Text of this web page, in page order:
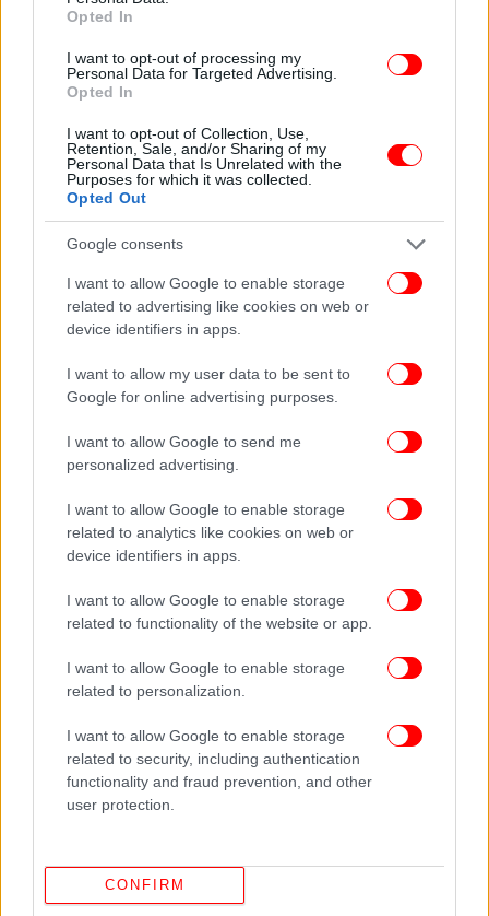
Opted In
I want to opt-out of processing my
Personal Data for Targeted Advertising.
Opted In
I want to opt-out of Collection, Use,
Retention, Sale, and/or Sharing of my
Personal Data that Is Unrelated with the
Purposes for which it was collected.
Opted Out
Google consents
I want to allow Google to enable storage
related to advertising like cookies on web or
device identifiers in apps.
I want to allow my user data to be sent to
Google for online advertising purposes.
I want to allow Google to send me
personalized advertising.
I want to allow Google to enable storage
related to analytics like cookies on web or
device identifiers in apps.
I want to allow Google to enable storage
related to functionality of the website or app.
I want to allow Google to enable storage
related to personalization.
I want to allow Google to enable storage
related to security, including authentication
functionality and fraud prevention, and other
user protection.
CONFIRM
500 δολάρια ανά κονσόλα.
ΟΛΕΣ ΟΙ ΕΙΔΗΣΕΙΣ
Lockdown: 24χρονη διοργάνωσε πάρτι σε ξενοδοχείο
Γέμισαν τα στρατόπεδα: Νεοσύλλεκτοι τρέχουν να
καταταγούν στο στρατό